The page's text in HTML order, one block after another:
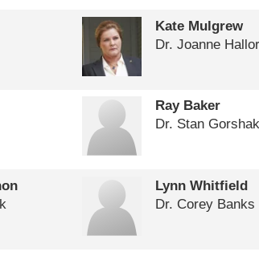
Kate Mulgrew
Dr. Joanne
Ray Baker
Dr. Stan Gorshak
Lynn Whitfield
Dr. Corey Banks